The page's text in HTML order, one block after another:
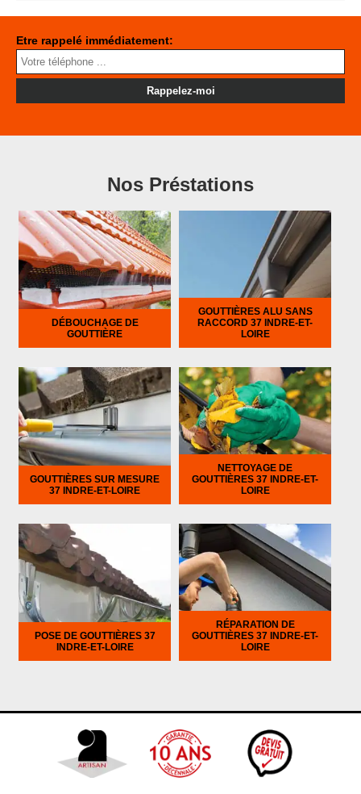
Etre rappelé immédiatement:
Nos Préstations
DÉBOUCHAGE DE
GOUTTIÈRE
GOUTTIÈRES ALU SANS
RACCORD 37 INDRE-ET-
LOIRE
GOUTTIÈRES SUR MESURE
37 INDRE-ET-LOIRE
NETTOYAGE DE
GOUTTIÈRES 37 INDRE-ET-
LOIRE
POSE DE GOUTTIÈRES 37
INDRE-ET-LOIRE
RÉPARATION DE
GOUTTIÈRES 37 INDRE-ET-
LOIRE